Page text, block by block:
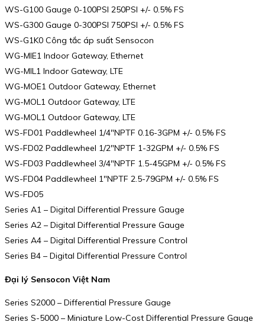
WS-G100 Gauge 0-100PSI 250PSI +/- 0.5% FS
WS-G300 Gauge 0-300PSI 750PSI +/- 0.5% FS
WS-G1K0 Công tắc áp suất Sensocon
WG-MIE1 Indoor Gateway, Ethernet
WG-MIL1 Indoor Gateway, LTE
WG-MOE1 Outdoor Gateway, Ethernet
WG-MOL1 Outdoor Gateway, LTE
WG-MOL1 Outdoor Gateway, LTE
WS-FD01 Paddlewheel 1/4″NPTF 0.16-3GPM +/- 0.5% FS
WS-FD02 Paddlewheel 1/2″NPTF 1-32GPM +/- 0.5% FS
WS-FD03 Paddlewheel 3/4″NPTF 1.5-45GPM +/- 0.5% FS
WS-FD04 Paddlewheel 1″NPTF 2.5-79GPM +/- 0.5% FS
WS-FD05
Series A1 – Digital Differential Pressure Gauge
Series A2 – Digital Differential Pressure Gauge
Series A4 – Digital Differential Pressure Control
Series B4 – Digital Differential Pressure Control
Đại lý Sensocon Việt Nam
Series S2000 – Differential Pressure Gauge
Series S-5000 – Miniature Low-Cost Differential Pressure Gauge